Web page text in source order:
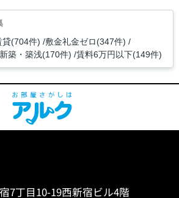
貸(704件) 敷金礼金ゼロ(347件)
築・築浅(170件) 賃料6万円以下(149件)
7丁目10-19西新宿ビル4階